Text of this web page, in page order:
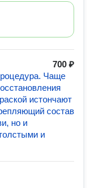
700 ₽
Чаще
истончают
состав
но и
и